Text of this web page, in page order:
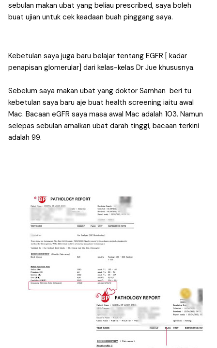
sebulan makan ubat yang beliau prescribed, saya boleh
buat ujian untuk cek keadaan buah pinggang saya.
Kebetulan saya juga baru belajar tentang EGFR [ kadar
penapisan glomerular] dari kelas-kelas Dr Jue khususnya.
Sebelum saya makan ubat yang doktor Samhan  beri tu
kebetulan saya baru aje buat health screening iaitu awal
Mac. Bacaan eGFR saya masa awal Mac adalah 103. Namun
selepas sebulan amalkan ubat darah tinggi, bacaan terkini
adalah 99.